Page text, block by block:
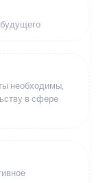
необходимы,
в сфере